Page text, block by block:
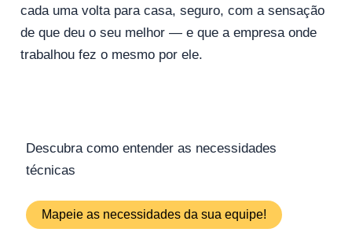
cada uma volta para casa, seguro, com a sensação
de que deu o seu melhor — e que a empresa onde
trabalhou fez o mesmo por ele.
Descubra como entender as necessidades
técnicas
Mapeie as necessidades da sua equipe!